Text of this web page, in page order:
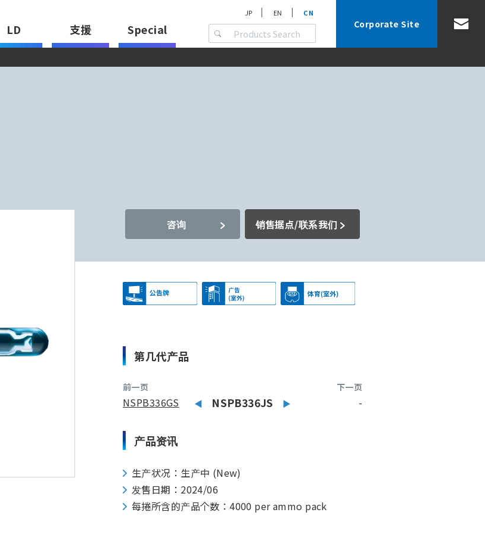
LD 支援 Special
JP EN CN
Corporate Site
咨询 销售据点/联系我们
第几代产品
前一页
NSPB336GS NSPB336JS
下一页
-
产品资讯
生产状况：生产中 (New)
发售日期：2024/06
每捲所含的产品个数：4000 per ammo pack